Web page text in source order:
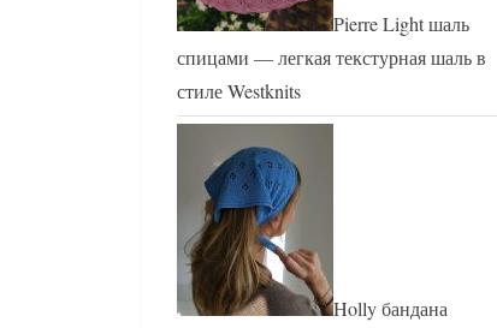
Pierre Light шаль
спицами — легкая текстурная шаль в
стиле Westknits
Holly бандана